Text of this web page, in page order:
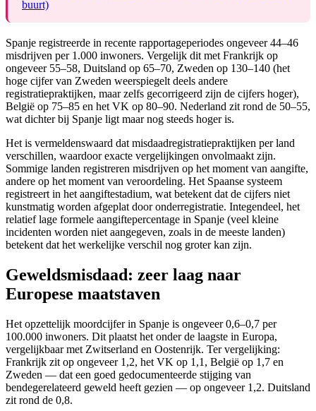
buurt)
Spanje registreerde in recente rapportageperiodes ongeveer 44–46
misdrijven per 1.000 inwoners. Vergelijk dit met Frankrijk op
ongeveer 55–58, Duitsland op 65–70, Zweden op 130–140 (het
hoge cijfer van Zweden weerspiegelt deels andere
registratiepraktijken, maar zelfs gecorrigeerd zijn de cijfers hoger),
België op 75–85 en het VK op 80–90. Nederland zit rond de 50–55,
wat dichter bij Spanje ligt maar nog steeds hoger is.
Het is vermeldenswaard dat misdaadregistratiepraktijken per land
verschillen, waardoor exacte vergelijkingen onvolmaakt zijn.
Sommige landen registreren misdrijven op het moment van aangifte,
andere op het moment van veroordeling. Het Spaanse systeem
registreert in het aangiftestadium, wat betekent dat de cijfers niet
kunstmatig worden afgeplat door onderregistratie. Integendeel, het
relatief lage formele aangiftepercentage in Spanje (veel kleine
incidenten worden niet aangegeven, zoals in de meeste landen)
betekent dat het werkelijke verschil nog groter kan zijn.
Geweldsmisdaad: zeer laag naar
Europese maatstaven
Het opzettelijk moordcijfer in Spanje is ongeveer 0,6–0,7 per
100.000 inwoners. Dit plaatst het onder de laagste in Europa,
vergelijkbaar met Zwitserland en Oostenrijk. Ter vergelijking:
Frankrijk zit op ongeveer 1,2, het VK op 1,1, België op 1,7 en
Zweden — dat een goed gedocumenteerde stijging van
bendegerelateerd geweld heeft gezien — op ongeveer 1,2. Duitsland
zit rond de 0,8.